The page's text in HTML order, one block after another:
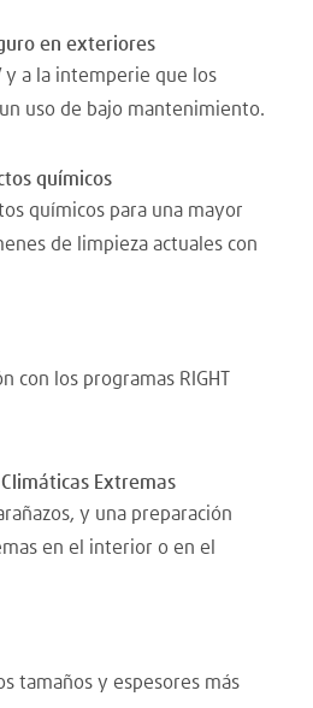
en exteriores
y a la intemperie que los
uso de bajo mantenimiento.
químicos
químicos para una mayor
de limpieza actuales con
los programas RIGHT
Extremas
y una preparación
en el interior o en el
tamaños y espesores más